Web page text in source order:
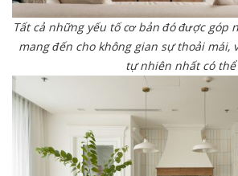
Tất cả những yếu tố cơ bản đó được góp
mang đến cho không gian sự thoải mái,
tự nhiên nhất có thể